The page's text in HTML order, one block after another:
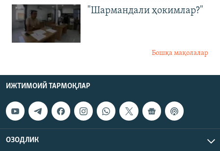
"Шармандали ҳокимлар?"
Бошқа мақолалар
ИЖТИМОИЙ ТАРМОҚЛАР
ОЗОДЛИК